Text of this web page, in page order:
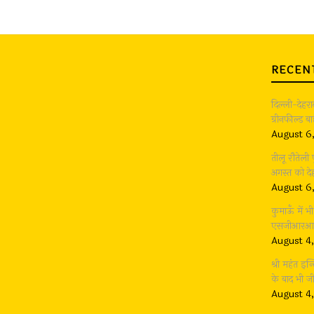
दिल्ली-
ग्रीनफील्ड
August
तीलू
अगस्त को
August
कुमाऊँ में
August
श्री महंत
के बाद भी
August